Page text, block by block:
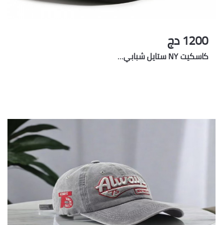
1200 دج
كاسكيت NY ستايل شبابي…